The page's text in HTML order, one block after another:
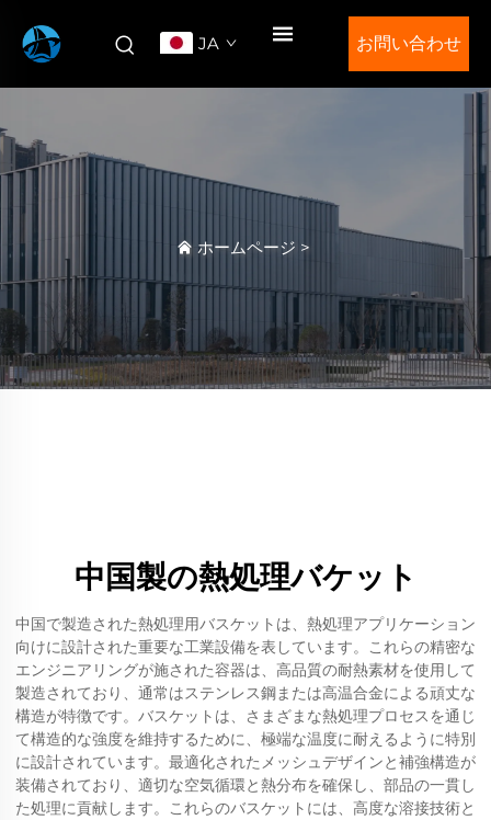
JA お問い合わせ
ホームページ >
中国製の熱処理バケット
中国で製造された熱処理用バスケットは、熱処理アプリケーション
向けに設計された重要な工業設備を表しています。これらの精密な
エンジニアリングが施された容器は、高品質の耐熱素材を使用して
製造されており、通常はステンレス鋼または高温合金による頑丈な
構造が特徴です。バスケットは、さまざまな熱処理プロセスを通じ
て構造的な強度を維持するために、極端な温度に耐えるように特別
に設計されています。最適化されたメッシュデザインと補強構造が
装備されており、適切な空気循環と熱分布を確保し、部品の一貫し
た処理に貢献します。これらのバスケットには、高度な溶接技術と